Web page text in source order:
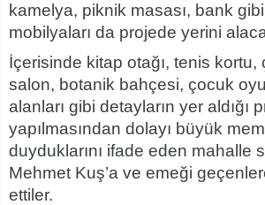
kamelya, piknik masası, bank
mobilyaları da projede yerini
İçerisinde kitap otağı, tenis kortu,
salon, botanik bahçesi, çocuk
alanları gibi detayların yer aldığı
yapılmasından dolayı büyük
duyduklarını ifade eden mahalle
Mehmet Kuş’a ve emeği
ettiler.